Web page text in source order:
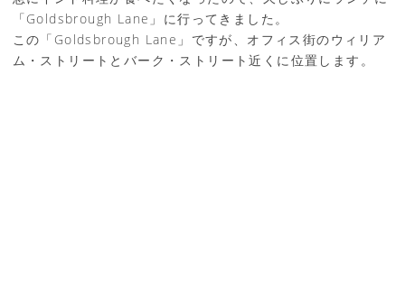
「Goldsbrough Lane」に行ってきました。
この「Goldsbrough Lane」ですが、オフィス街のウィリア
ム・ストリートとバーク・ストリート近くに位置します。